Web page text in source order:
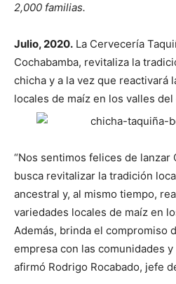
2,000 familias.
Julio, 2020. La Cervecería
Cochabamba, revitaliza la
chicha y a la vez que reactivará
locales de maíz en los valles
“Nos sentimos felices de lanzar
busca revitalizar la tradición
ancestral y, al mismo tiempo,
variedades locales de maíz en
Además, brinda el compromiso
empresa con las comunidades
afirmó Rodrigo Rocabado, jefe